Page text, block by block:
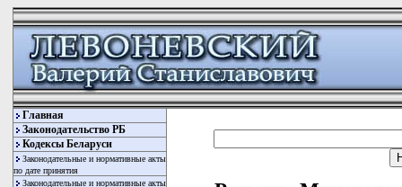
Главная
Законодательство РБ
Кодексы Беларуси
Законодательные и нормативные акты
по дате принятия
Законодательные и нормативные акты